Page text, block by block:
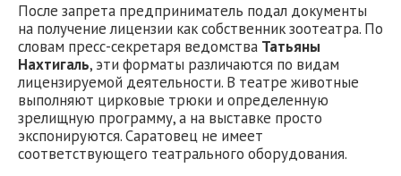
После запрета предприниматель подал документы
на получение лицензии как собственник зоотеатра. По
словам пресс-секретаря ведомства Татьяны
Нахтигаль, эти форматы различаются по видам
лицензируемой деятельности. В театре животные
выполняют цирковые трюки и определенную
зрелищную программу, а на выставке просто
экспонируются. Саратовец не имеет
соответствующего театрального оборудования.